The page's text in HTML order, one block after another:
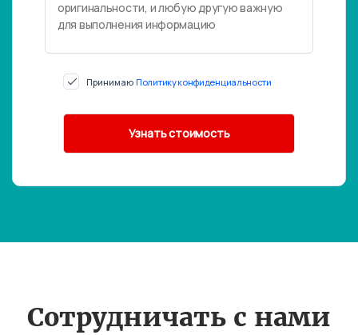
Принимаю Политику конфиденциальности
Сотрудничать с нами